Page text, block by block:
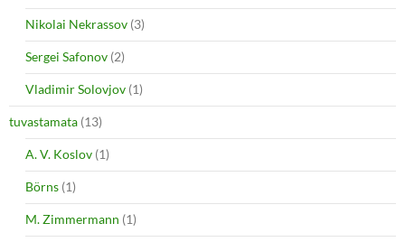
Nikolai Nekrassov (3)
Sergei Safonov (2)
Vladimir Solovjov (1)
tuvastamata (13)
A. V. Koslov (1)
Börns (1)
M. Zimmermann (1)